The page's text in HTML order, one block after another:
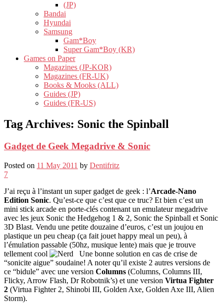
(JP)
Bandai
Hyundai
Samsung
Gam*Boy
Super Gam*Boy (KR)
Games on Paper
Magazines (JP-KOR)
Magazines (FR-UK)
Books & Mooks (ALL)
Guides (JP)
Guides (FR-US)
Tag Archives: Sonic the Spinball
Gadget de Geek Megadrive & Sonic
Posted on 11 May 2011 by Dentifritz
7
J’ai reçu à l’instant un super gadget de geek : l’Arcade-Nano
Edition Sonic. Qu’est-ce que c’est que ce truc? Et bien c’est un
mini stick arcade en porte-clés contenant un emulateur megadrive
avec les jeux Sonic the Hedgehog 1 & 2, Sonic the Spinball et Sonic
3D Blast. Vendu une petite douzaine d’euros, c’est un joujou en
plastique un peu cheap (ça fait jouet happy meal un peu), à
l’émulation passable (50hz, musique lente) mais que je trouve
tellement cool
Une bonne solution en cas de crise de
“sonicite aigue” soudaine! A noter qu’il existe 2 autres versions de
ce “bidule” avec une version Columns (Columns, Columns III,
Flicky, Arrow Flash, Dr Robotnik’s) et une version Virtua Fighter
2 (Virtua Fighter 2, Shinobi III, Golden Axe, Golden Axe III, Alien
Storm).